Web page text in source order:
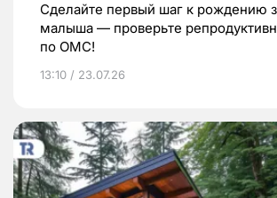
Сделайте первый шаг к рождению
малыша — проверьте
по ОМС!
13:10 / 23.07.26